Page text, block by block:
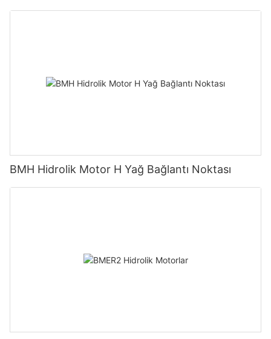
BMH Hidrolik Motor H Yağ Bağlantı Noktası